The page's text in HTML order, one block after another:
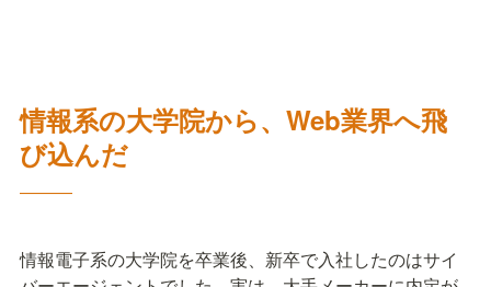
情報系の大学院から、Web業界へ飛
び込んだ
―――
情報電子系の大学院を卒業後、新卒で入社したのはサイ